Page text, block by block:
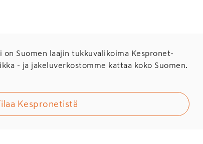
on Suomen laajin tukkuvalikoima Kespronet-
- ja jakeluverkostomme kattaa koko Suomen.
Kespronetistä